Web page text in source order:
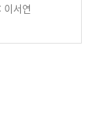
: 이서연